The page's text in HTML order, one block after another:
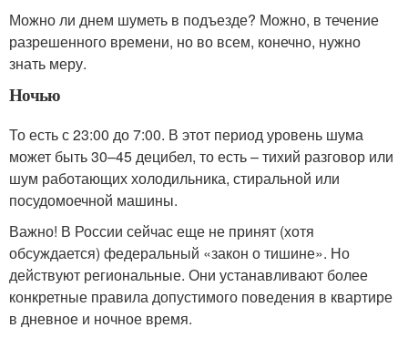
Можно ли днем шуметь в подъезде? Можно, в течение
разрешенного времени, но во всем, конечно, нужно
знать меру.
Ночью
То есть с 23:00 до 7:00. В этот период уровень шума
может быть 30–45 децибел, то есть – тихий разговор или
шум работающих холодильника, стиральной или
посудомоечной машины.
Важно! В России сейчас еще не принят (хотя
обсуждается) федеральный «закон о тишине». Но
действуют региональные. Они устанавливают более
конкретные правила допустимого поведения в квартире
в дневное и ночное время.